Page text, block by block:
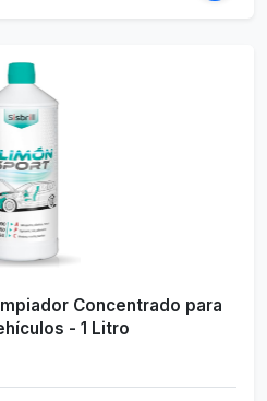
Concentrado para
- 1 Litro